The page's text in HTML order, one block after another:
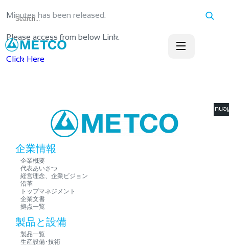
Minutes has been released.
Please access from below Link.
Click Here
☰
企業情報
企業概要
代表あいさつ
経営理念、企業ビジョン
沿革
トップマネジメント
企業文書
拠点一覧
製品と設備
製品一覧
生産設備･技術